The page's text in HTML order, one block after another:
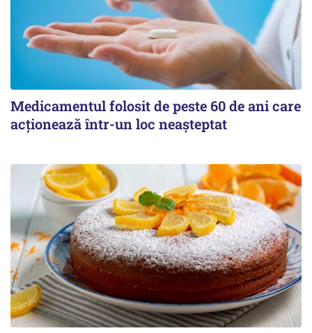
Medicamentul folosit de peste 60 de ani care
acționează într-un loc neașteptat